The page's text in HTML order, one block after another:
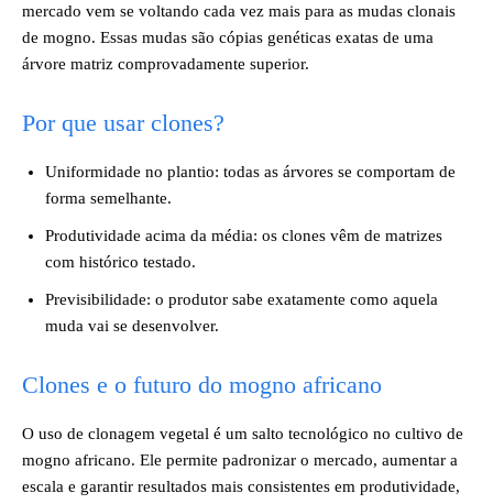
mercado vem se voltando cada vez mais para as mudas clonais
de mogno. Essas mudas são cópias genéticas exatas de uma
árvore matriz comprovadamente superior.
Por que usar clones?
Uniformidade no plantio: todas as árvores se comportam de
forma semelhante.
Produtividade acima da média: os clones vêm de matrizes
com histórico testado.
Previsibilidade: o produtor sabe exatamente como aquela
muda vai se desenvolver.
Clones e o futuro do mogno africano
O uso de clonagem vegetal é um salto tecnológico no cultivo de
mogno africano. Ele permite padronizar o mercado, aumentar a
escala e garantir resultados mais consistentes em produtividade,